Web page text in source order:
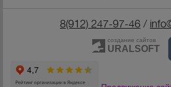
8(912) 247-97-46/
создание сайтов
URALSOFT